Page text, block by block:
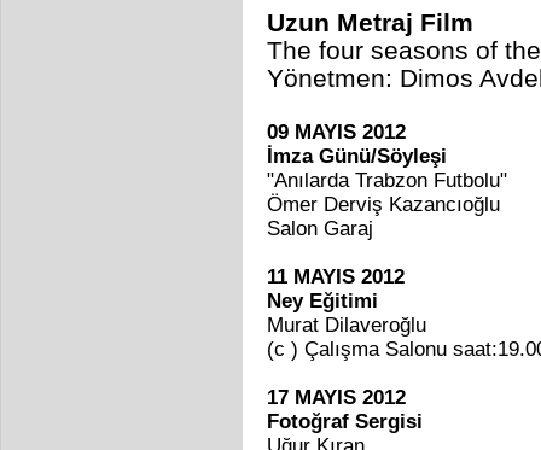
Uzun Metraj Film
The four seasons of the
Yönetmen: Dimos
09 MAYIS 2012
İmza Günü/Söyleşi
"Anılarda Trabzon Futbolu"
Ömer Derviş Kazancıoğlu
Salon Garaj
11 MAYIS 2012
Ney Eğitimi
Murat Dilaveroğlu
(c ) Çalışma Salonu
17 MAYIS 2012
Fotoğraf Sergisi